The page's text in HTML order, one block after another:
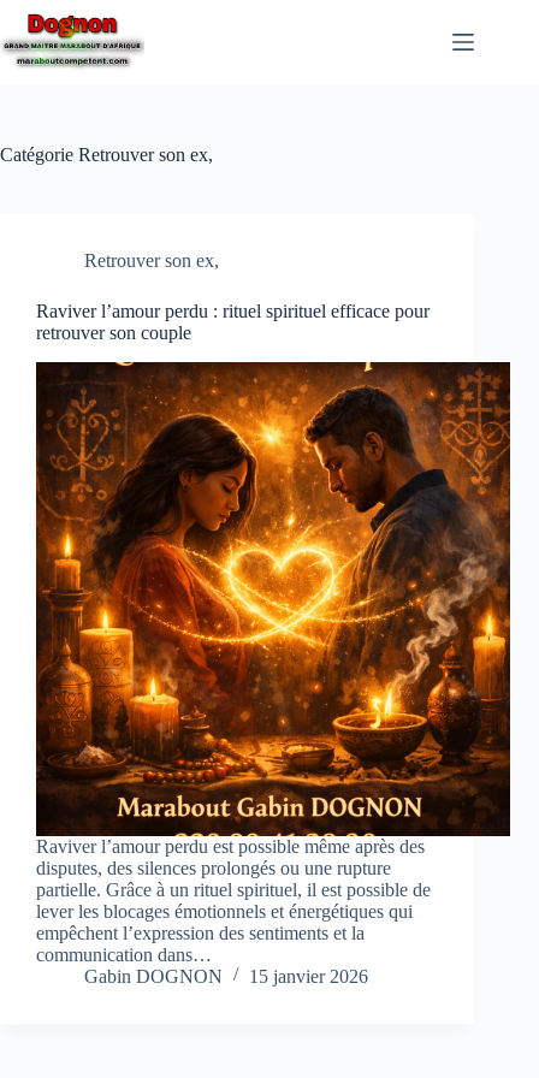
Catégorie Retrouver son ex,
Retrouver son ex,
Raviver l’amour perdu : rituel spirituel efficace pour
retrouver son couple
Raviver l’amour perdu est possible même après des
disputes, des silences prolongés ou une rupture
partielle. Grâce à un rituel spirituel, il est possible de
lever les blocages émotionnels et énergétiques qui
empêchent l’expression des sentiments et la
communication dans…
Gabin DOGNON
15 janvier 2026